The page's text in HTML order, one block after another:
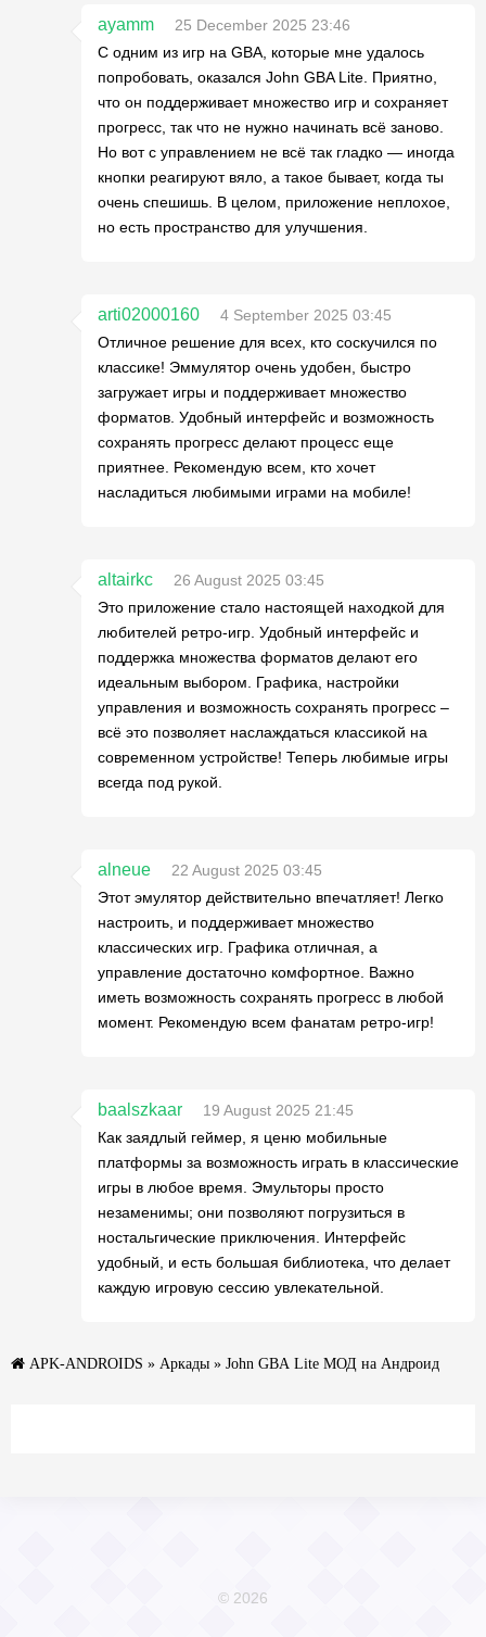
ayamm
25 December 2025 23:46
С одним из игр на GBA, которые мне удалось
попробовать, оказался John GBA Lite. Приятно,
что он поддерживает множество игр и сохраняет
прогресс, так что не нужно начинать всё заново.
Но вот с управлением не всё так гладко — иногда
кнопки реагируют вяло, а такое бывает, когда ты
очень спешишь. В целом, приложение неплохое,
но есть пространство для улучшения.
arti02000160
4 September 2025 03:45
Отличное решение для всех, кто соскучился по
классике! Эммулятор очень удобен, быстро
загружает игры и поддерживает множество
форматов. Удобный интерфейс и возможность
сохранять прогресс делают процесс еще
приятнее. Рекомендую всем, кто хочет
насладиться любимыми играми на мобиле!
altairkc
26 August 2025 03:45
Это приложение стало настоящей находкой для
любителей ретро-игр. Удобный интерфейс и
поддержка множества форматов делают его
идеальным выбором. Графика, настройки
управления и возможность сохранять прогресс –
всё это позволяет наслаждаться классикой на
современном устройстве! Теперь любимые игры
всегда под рукой.
alneue
22 August 2025 03:45
Этот эмулятор действительно впечатляет! Легко
настроить, и поддерживает множество
классических игр. Графика отличная, а
управление достаточно комфортное. Важно
иметь возможность сохранять прогресс в любой
момент. Рекомендую всем фанатам ретро-игр!
baalszkaar
19 August 2025 21:45
Как заядлый геймер, я ценю мобильные
платформы за возможность играть в классические
игры в любое время. Эмульторы просто
незаменимы; они позволяют погрузиться в
ностальгические приключения. Интерфейс
удобный, и есть большая библиотека, что делает
каждую игровую сессию увлекательной.
APK-ANDROIDS » Аркады » John GBA Lite МОД на Андроид
© 2026